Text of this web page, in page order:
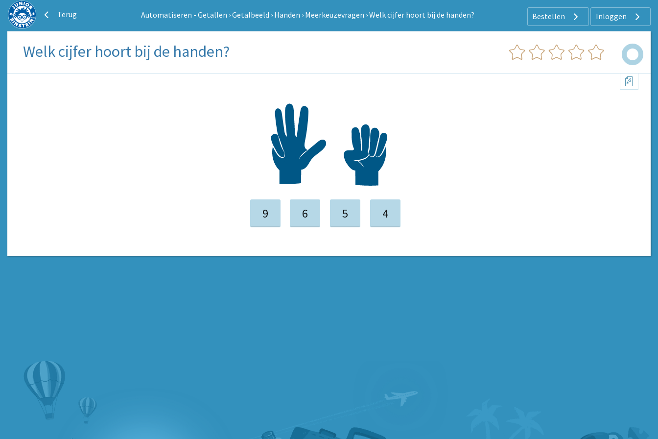
Terug Automatiseren - Getallen ›Getalbeeld › Handen › Meerkeuzevragen ›Welk cijfer hoort bij de handen? Bestellen Inloggen
Welk cijfer hoort bij de handen?
9 6 5 4